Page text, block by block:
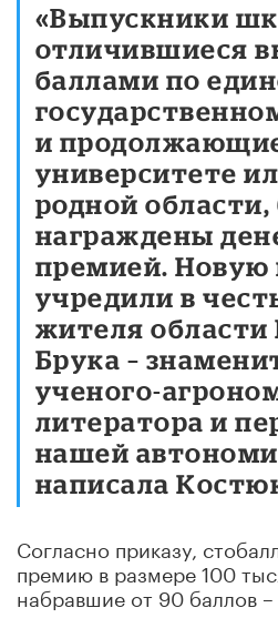
«Выпускники
отличившиеся
баллами по
и
университете
родной области,
награждены
премией. Новую
учредили в
жителя области
Брука –
ученого-
литератора и
нашей
написала
Согласно приказу,
премию в размере 100
набравшие от 90 баллов